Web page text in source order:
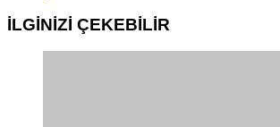
İLGİNİZİ ÇEKEBİLİR